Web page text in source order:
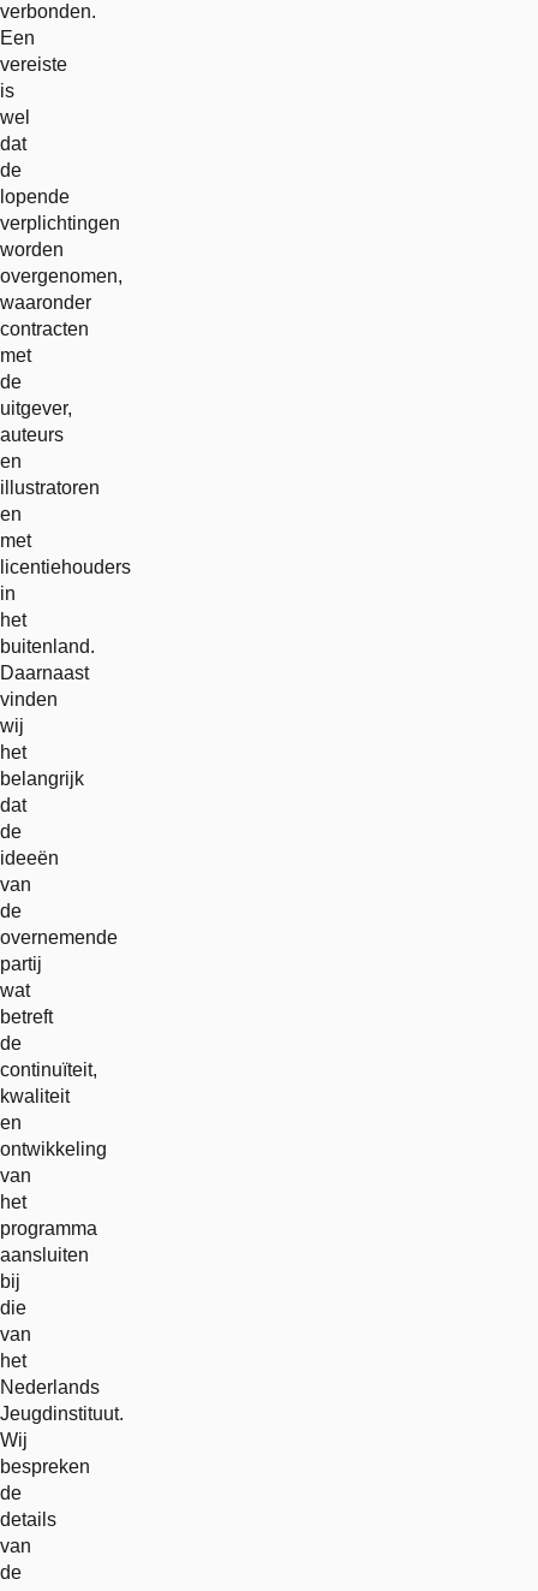
verbonden.
Een
vereiste
is
wel
dat
de
lopende
verplichtingen
worden
overgenomen,
waaronder
contracten
met
de
uitgever,
auteurs
en
illustratoren
en
met
licentiehouders
in
het
buitenland.
Daarnaast
vinden
wij
het
belangrijk
dat
de
ideeën
van
de
overnemende
partij
wat
betreft
de
continuïteit,
kwaliteit
en
ontwikkeling
van
het
programma
aansluiten
bij
die
van
het
Nederlands
Jeugdinstituut.
Wij
bespreken
de
details
van
de